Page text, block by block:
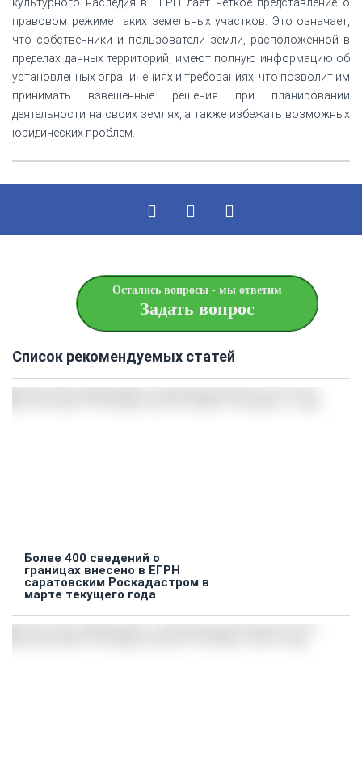
правовом режиме таких земельных участков. Это означает,
что собственники и пользователи земли, расположенной в
пределах данных территорий, имеют полную информацию об
установленных ограничениях и требованиях, что позволит им
принимать взвешенные решения при планировании
деятельности на своих землях, а также избежать возможных
юридических проблем.
Остались вопросы - мы ответим
Задать вопрос
Список рекомендуемых статей
Более 400 сведений о
границах внесено в ЕГРН
саратовским Роскадастром в
марте текущего года